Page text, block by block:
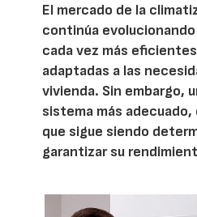
El mercado de la
continúa
cada vez más
adaptadas a las
vivienda. Sin embargo,
sistema más
que sigue siendo
garantizar su